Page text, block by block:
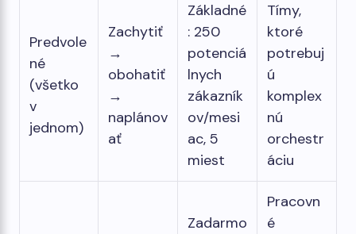
Predvole
né
(všetko
v
jednom)
Zachytiť
→
obohatiť
→
naplánov
ať
Základné
: 250
potenciá
lnych
zákazník
ov/mesi
ac, 5
miest
Tímy,
ktoré
potrebuj
ú
komplex
nú
orchestr
áciu
Zadarmo
Pracovn
é